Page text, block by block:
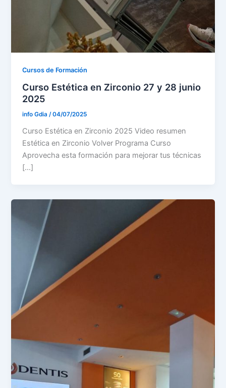
Cursos de Formación
Curso Estética en Zirconio 27 y 28 junio
2025
info Gdia/04/07/2025
Curso Estética en Zirconio 2025 Video resumen
Estética en Zirconio Volver Programa Curso
Aprovecha esta formación para mejorar tus técnicas
[…]